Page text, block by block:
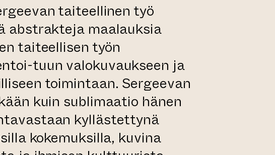
taiteellinen työ
abstrakteja maalauksia
taiteellisen työn
tuun valokuvaukseen ja
toimintaan. Sergeevan
kuin sublimaatio hänen
kyllästettynä
kokemuksilla, kuvina